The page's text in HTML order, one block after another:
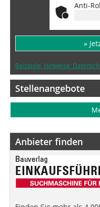
Anti-
»
Beispiele, Hinweise:
Stellenangebote
Anbieter finden